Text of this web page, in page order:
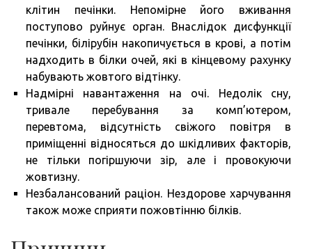
клітин печінки. Непомірне його вживання
поступово руйнує орган. Внаслідок дисфункції
печінки, білірубін накопичується в крові, а потім
надходить в білки очей, які в кінцевому рахунку
набувають жовтого відтінку.
Надмірні навантаження на очі. Недолік сну,
тривале перебування за комп’ютером,
перевтома, відсутність свіжого повітря в
приміщенні відносяться до шкідливих факторів,
не тільки погіршуючи зір, але і провокуючи
жовтизну.
Незбалансований раціон. Нездорове харчування
також може сприяти пожовтінню білків.